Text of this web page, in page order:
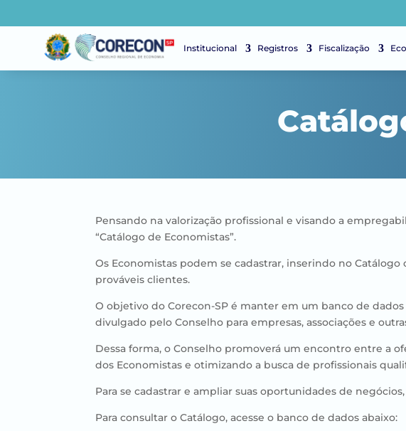
Institucional Registros Fiscalização
Pensando na valorização profissional e visando a
“Catálogo de Economistas”.
Os Economistas podem se cadastrar, inserindo no
prováveis clientes.
O objetivo do Corecon-SP é manter em um banco de
divulgado pelo Conselho para empresas, associações e
Dessa forma, o Conselho promoverá um encontro entre a
dos Economistas e otimizando a busca de profissionais
Para se cadastrar e ampliar suas oportunidades de
Para consultar o Catálogo, acesse o banco de dados abaixo: